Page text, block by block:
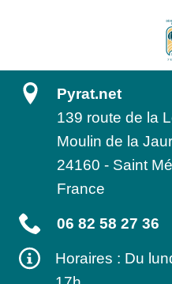
Pyrat.net
139 route de la
Moulin de la
24160 - Saint
France
06 82 58 27 36
Horaires : Du